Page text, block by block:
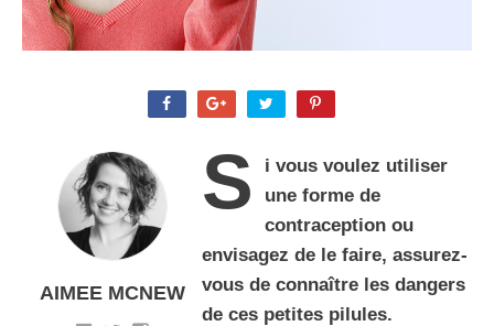
AIMEE MCNEW
S
i vous voulez utiliser
une forme de
contraception ou
envisagez de le faire, assurez-
vous de connaître les dangers
de ces petites pilules.